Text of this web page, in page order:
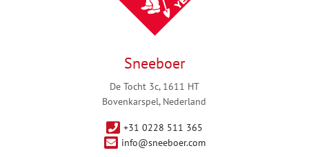
Sneeboer
De Tocht 3c, 1611 HT
Bovenkarspel, Nederland
+31 0228 511 365
info@sneeboer.com